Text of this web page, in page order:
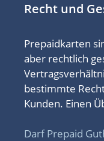
Recht und
Prepaidkarten
aber rechtlich
bestimmte
Kunden. Einen
Darf Prepaid